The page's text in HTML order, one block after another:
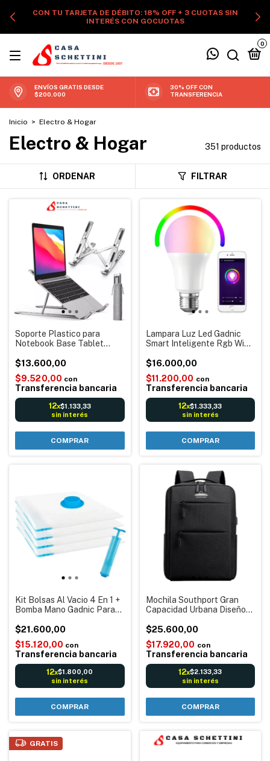
SIN
¡OFERTAS EXCLUSIVAS EN NUESTRO
WHATSAPP!
0
ENVÍOS GRATIS DESDE
$200.000
30% OFF CON
TRANSFERENCIA
Inicio > Electro & Hogar
Electro & Hogar 351 productos
ORDENAR FILTRAR
Soporte Plastico para
Notebook Base Tablet
Portátil Regulable
$13.600,00
$9.520,00 con
Transferencia bancaria
12x$1.133,33
sin interés
Lampara Luz Led Gadnic
Smart Inteligente Rgb Wifi
Garantía Córdoba
$16.000,00
$11.200,00 con
Transferencia bancaria
12x$1.333,33
sin interés
COMPRAR
Kit Bolsas Al Vacio 4 En 1 +
Bomba Mano Gadnic Para
Carry on 40x60 / 50x70 /
60x80 cm
$21.600,00
$15.120,00 con
Transferencia bancaria
12x$1.800,00
sin interés
COMPRAR
Mochila Southport Gran
Capacidad Urbana Diseño
Negocios Envíos Córdoba
$25.600,00
$17.920,00 con
Transferencia bancaria
12x$2.133,33
sin interés
GRATIS